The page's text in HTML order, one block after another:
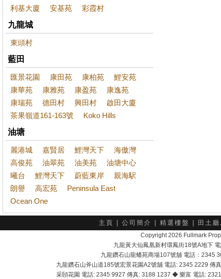
利基大廈 安基苑 彩霞村
九龍城
東頭村
藍田
匯景花園 康田苑 康柏苑
鯉安苑
康華苑
康雅苑 康盈苑
康逸苑
康瑞苑
德田村 興田村
啟田大廈
茶果嶺道161-163號
Koko Hills
油塘
麗港城 嘉賢居 鯉灣天下
海傲灣
高俊苑
油翠苑 油美苑
油塘中心
曦台
鯉灣天下 蔚藍東岸
親海駅
朗譽
高宏苑
Peninsula East
Ocean One
主頁 公司簡介 精選樓盤 田土
Copyright 2026 Fullmark
九龍黃大仙鳳凰新村環鳳街18號A地下
九龍鑽石山龍蟠苑商場107號舖 電話：2345
九龍鑽石山斧山道185號宏景花園A2號舖 電話: 2345 2229
采頣花園 電話: 2345 9927 傳真: 3188 1237 ◆ 樂富 電話: